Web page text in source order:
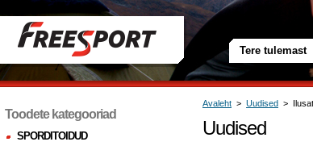
Tere tulemast
Avaleht > Uudised >
Uudised
Toodete kategooriad
SPORDITOIDUD